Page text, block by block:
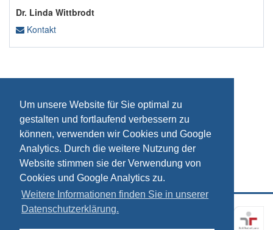
Um unsere Website für Sie optimal zu
gestalten und fortlaufend verbessern zu
können, verwenden wir Cookies und Google
Analytics. Durch die weitere Nutzung der
Website stimmen sie der Verwendung von
Cookies und Google Analytics zu.
Weitere Informationen finden Sie in unserer
Datenschutzerklärung.
Dr. Linda Wittbrodt
Kontakt